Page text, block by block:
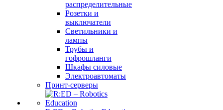
распределительные
Розетки и
выключатели
Светильники и
лампы
Трубы и
гофрошланги
Шкафы силовые
Электроавтоматы
Принт-серверы